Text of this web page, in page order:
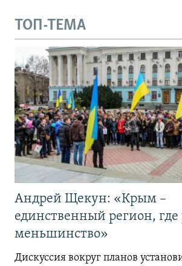
ТОП-ТЕМА
Андрей Щекун: «Крым –
единственный регион,
меньшинство»
Дискуссия вокруг планов